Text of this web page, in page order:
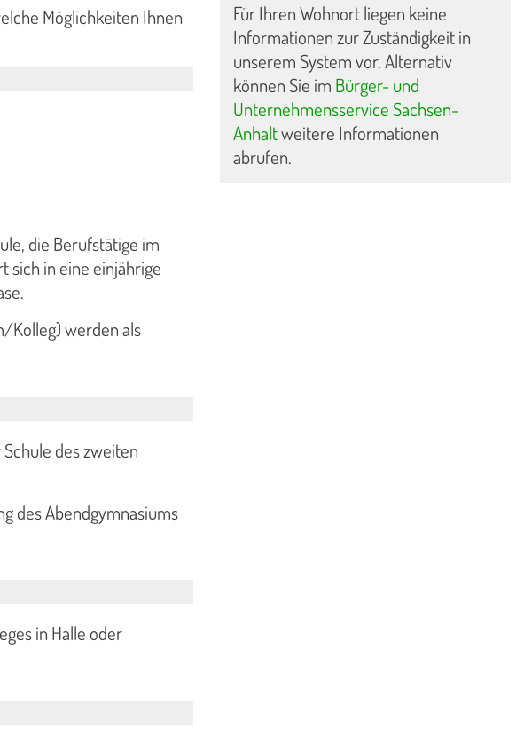
Möglichkeiten Ihnen
die Berufstätige im
sich in eine einjährige
Kolleg) werden als
des zweiten
des Abendgymnasiums
in Halle oder
Für Ihren Wohnort liegen keine
Informationen zur Zuständigkeit in
unserem System vor. Alternativ
können Sie im Bürger- und
Unternehmensservice Sachsen-
Anhaltweitere Informationen
abrufen.